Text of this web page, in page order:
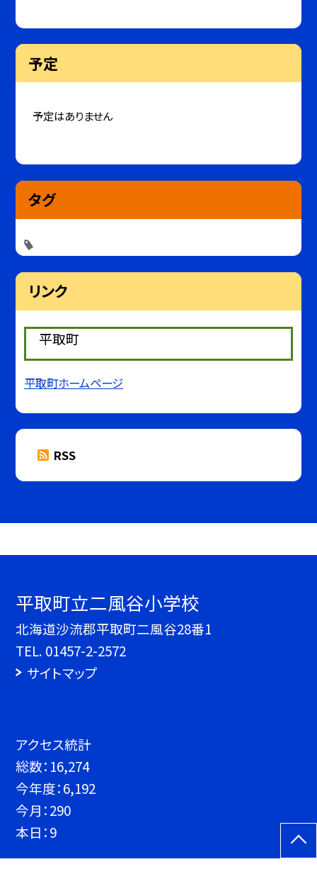
予定
予定はありません
タグ
リンク
平取町
平取町ホームページ
RSS
平取町立二風谷小学校
北海道沙流郡平取町二風谷28番1
TEL. 01457-2-2572
サイトマップ
アクセス統計
総数： 16,274
今年度：6,192
今月：290
本日：9